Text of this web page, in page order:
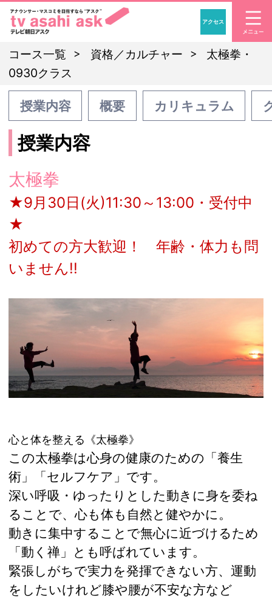
「アナウンサー・マ
アクセス
コース一覧 資格／カルチャー
太極拳・
0930クラス
授業内容 概要 カリキュラム
授業内容
太極拳
★9月30日(火)11:30～13:00・受付中
★
初めての方大歓迎！ 年齢・体力も問
いません!!
心と体を整える《太極拳》
この太極拳は心身の健康のための「養生
術」「セルフケア」です。
深い呼吸・ゆったりとした動きに身を委ね
ることで、心も体も自然と健やかに。
動きに集中することで無心に近づけるため
「動く禅」とも呼ばれています。
緊張しがちで実力を発揮できない方、運動
をしたいけれど膝や腰が不安な方など